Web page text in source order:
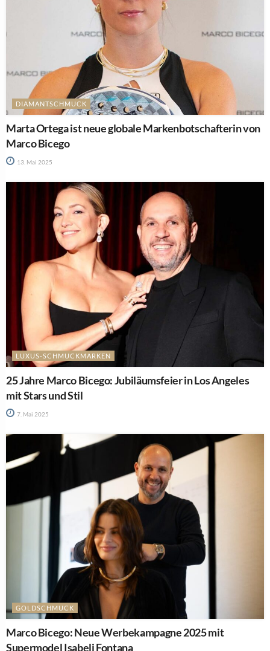
DIAMANTSCHMUCK
Marta Ortega ist neue globale Markenbotschafterin von
Marco Bicego
13. Mai 2025
LUXUS-SCHMUCKMARKEN
25 Jahre Marco Bicego: Jubiläumsfeier in Los Angeles
mit Stars und Stil
7. Mai 2025
GOLDSCHMUCK
Marco Bicego: Neue Werbekampagne 2025 mit
Supermodel Isabeli Fontana